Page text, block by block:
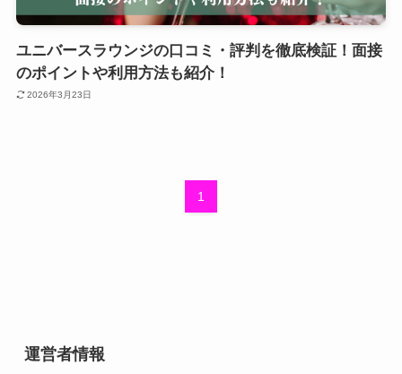
ユニバースラウンジの口コミ・評判を徹底検証！面接
のポイントや利用方法も紹介！
2026年3月23日
1
運営者情報